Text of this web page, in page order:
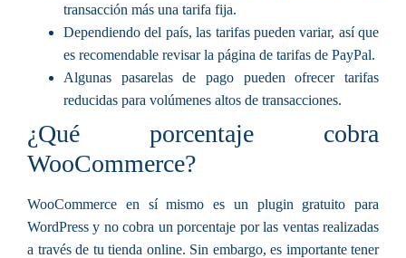
transacción más una tarifa fija.
Dependiendo del país, las tarifas pueden variar, así que
es recomendable revisar la página de tarifas de PayPal.
Algunas pasarelas de pago pueden ofrecer tarifas
reducidas para volúmenes altos de transacciones.
¿Qué porcentaje cobra
WooCommerce?
WooCommerce en sí mismo es un plugin gratuito para
WordPress y no cobra un porcentaje por las ventas realizadas
a través de tu tienda online. Sin embargo, es importante tener